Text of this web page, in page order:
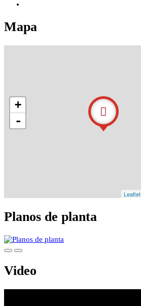
Mapa
+
-
Leaflet
Planos de planta
Video